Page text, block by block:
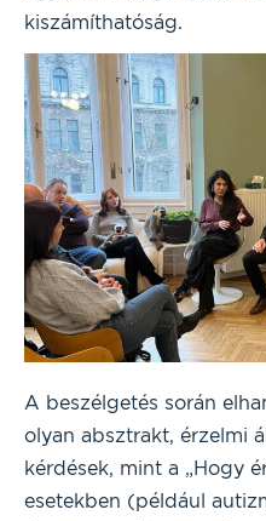
kiszámíthatóság.
A beszélgetés során
olyan absztrakt, érzelmi
kérdések, mint a „Hogy
esetekben (például